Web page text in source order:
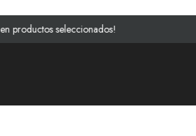
seleccionados!